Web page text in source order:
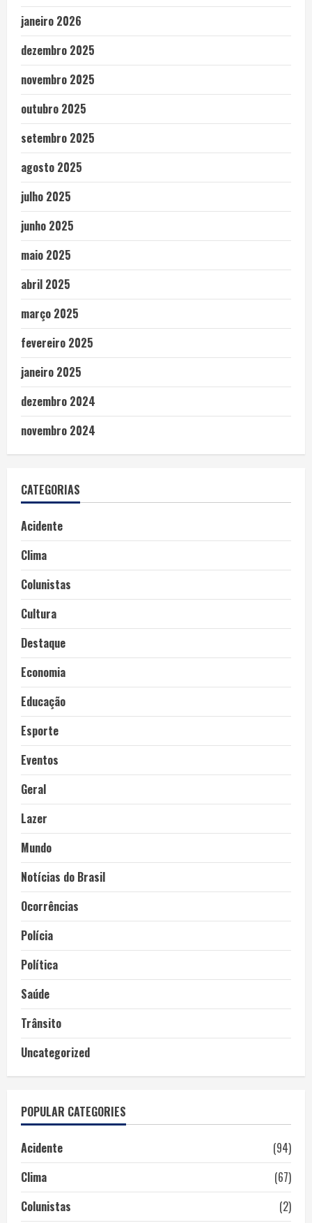
janeiro 2026
dezembro 2025
novembro 2025
outubro 2025
setembro 2025
agosto 2025
julho 2025
junho 2025
maio 2025
abril 2025
março 2025
fevereiro 2025
janeiro 2025
dezembro 2024
novembro 2024
CATEGORIAS
Acidente
Clima
Colunistas
Cultura
Destaque
Economia
Educação
Esporte
Eventos
Geral
Lazer
Mundo
Notícias do Brasil
Ocorrências
Polícia
Política
Saúde
Trânsito
Uncategorized
POPULAR CATEGORIES
Acidente
(94)
Clima
(67)
Colunistas
(2)